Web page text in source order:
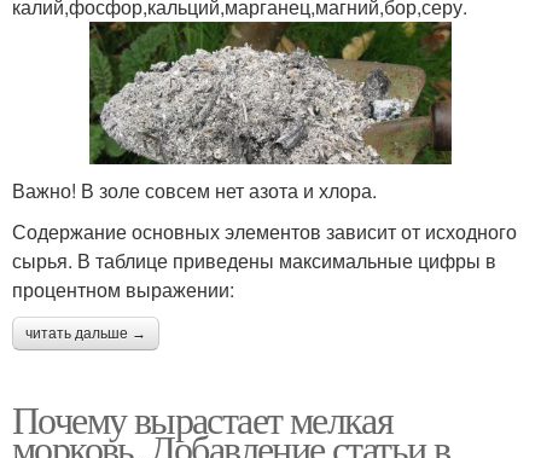
калий,фосфор,кальций,марганец,магний,бор,серу.
Важно! В золе совсем нет азота и хлора.
Содержание основных элементов зависит от исходного
сырья. В таблице приведены максимальные цифры в
процентном выражении:
читать дальше →
Почему вырастает мелкая
морковь. Добавление статьи в